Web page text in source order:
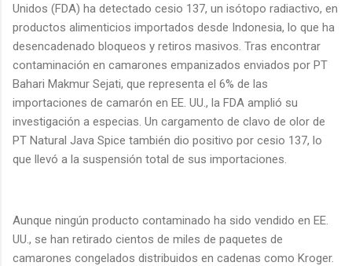
Unidos (FDA) ha detectado cesio 137, un isótopo radiactivo, en
productos alimenticios importados desde Indonesia, lo que ha
desencadenado bloqueos y retiros masivos. Tras encontrar
contaminación en camarones empanizados enviados por PT
Bahari Makmur Sejati, que representa el 6% de las
importaciones de camarón en EE. UU., la FDA amplió su
investigación a especias. Un cargamento de clavo de olor de
PT Natural Java Spice también dio positivo por cesio 137, lo
que llevó a la suspensión total de sus importaciones.
Aunque ningún producto contaminado ha sido vendido en EE.
UU., se han retirado cientos de miles de paquetes de
camarones congelados distribuidos en cadenas como Kroger.